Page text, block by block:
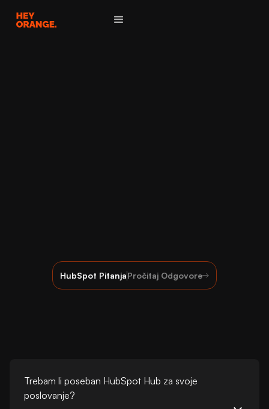
HubSpot PitanjaPročitaj Odgovore
Trebam li poseban HubSpot Hub za svoje
poslovanje?